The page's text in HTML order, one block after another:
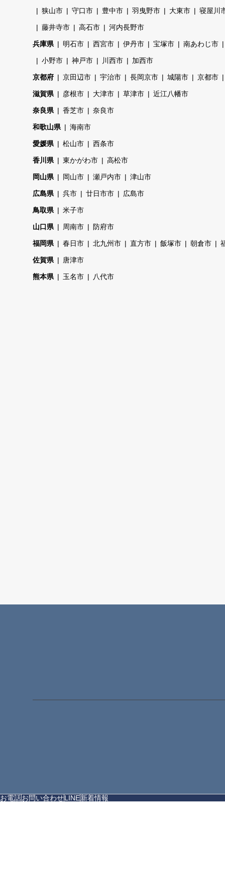
狭山市 守口市 豊中市 羽曳野市 大東市 寝屋川
藤井寺市 高石市 河内長野市
兵庫県 明石市 西宮市 伊丹市 宝塚市 南あわじ市
小野市 神戸市 川西市 加西市
京都府 京田辺市 宇治市 長岡京市 城陽市 京都市
滋賀県 彦根市 大津市 草津市 近江八幡市
奈良県 香芝市 奈良市
和歌山県 海南市
愛媛県 松山市 西条市
香川県 東かがわ市 高松市
岡山県 岡山市 瀬戸内市 津山市
広島県 呉市 廿日市市 広島市
鳥取県 米子市
山口県 周南市 防府市
福岡県 春日市 北九州市 直方市 飯塚市 朝倉市
佐賀県 唐津市
熊本県 玉名市 八代市
お電話お問い合わせLINE新着情報